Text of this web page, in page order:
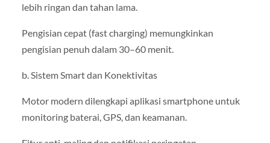
lebih ringan dan tahan lama.
Pengisian cepat (fast charging) memungkinkan
pengisian penuh dalam 30–60 menit.
b. Sistem Smart dan Konektivitas
Motor modern dilengkapi aplikasi smartphone untuk
monitoring baterai, GPS, dan keamanan.